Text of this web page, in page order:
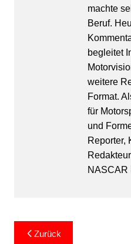
machte
Beruf.
begleitet
weitere
Format.
für
und
Reporter,
NASCAR
Beitragsnavigation
Zurück